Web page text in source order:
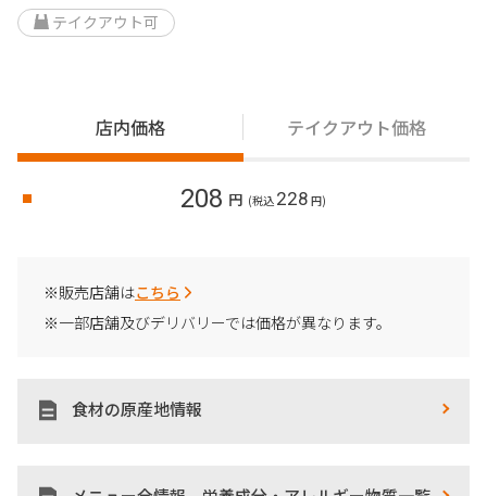
テイクアウト可
店内価格 テイクアウト価格
208 円 (税込 228 円)
※販売店舗はこちら
※一部店舗及びデリバリーでは価格が異なります。
食材の原産地情報